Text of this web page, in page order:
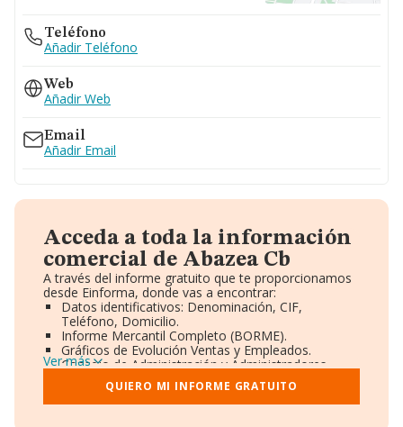
Teléfono
Añadir Teléfono
Web
Añadir Web
Email
Añadir Email
Acceda a toda la información
comercial de Abazea Cb
A través del informe gratuito que te proporcionamos
desde Einforma, donde vas a encontrar:
Datos identificativos: Denominación, CIF,
Teléfono, Domicilio.
Informe Mercantil Completo (BORME).
Gráficos de Evolución Ventas y Empleados.
Consejo de Administración y Administradores.
Directivos y Ejecutivos.
Accionistas.
Participaciones y Vinculaciones en otras empresas.
Ver más
QUIERO MI INFORME GRATUITO